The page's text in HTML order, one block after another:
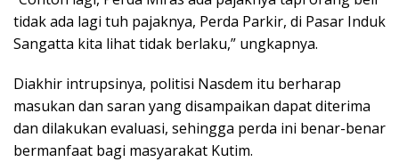
tidak ada lagi tuh pajaknya, Perda Parkir, di Pasar Induk
Sangatta kita lihat tidak berlaku,” ungkapnya.
Diakhir intrupsinya, politisi Nasdem itu berharap
masukan dan saran yang disampaikan dapat diterima
dan dilakukan evaluasi, sehingga perda ini benar-benar
bermanfaat bagi masyarakat Kutim.